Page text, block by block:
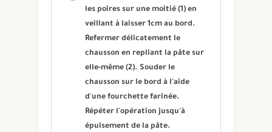
les poires sur une moitié (1) en
veillant à laisser 1cm au bord.
Refermer délicatement le
chausson en repliant la pâte sur
elle-même (2). Souder le
chausson sur le bord à l'aide
d'une fourchette farinée.
Répéter l'opération jusqu'à
épuisement de la pâte.